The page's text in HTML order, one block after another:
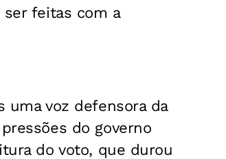
feitas com a
uma voz defensora da
do governo
do voto, que durou